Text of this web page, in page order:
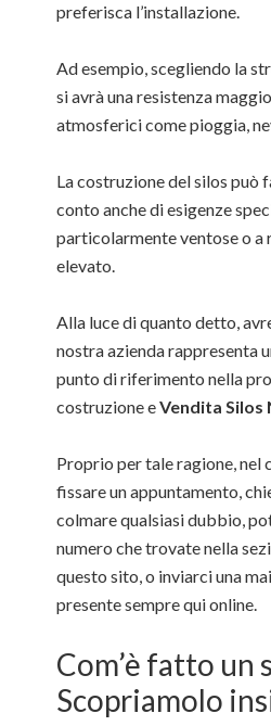
preferisca l’installazione.
Ad esempio, scegliendo la
si avrà una resistenza
atmosferici come pioggia,
La costruzione del silos può
conto anche di esigenze
particolarmente ventose o a
elevato.
Alla luce di quanto detto,
nostra azienda rappresenta
punto di riferimento nella
costruzione eVendita Silos
Proprio per tale ragione, nel
fissare un appuntamento,
colmare qualsiasi dubbio,
numero che trovate nella
questo sito, o inviarci una
presente sempre qui online.
Com’è fatto un
Scopriamolo